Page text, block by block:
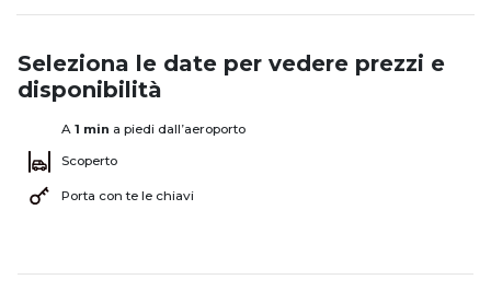
Seleziona le date per vedere prezzi e
disponibilità
A 1 min a piedi dall’aeroporto
Scoperto
Porta con te le chiavi